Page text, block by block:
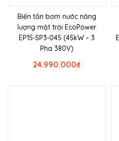
Biến tần bơm nước năng
lượng mặt trời EcoPower
EP15-SP3-045 (45kW – 3
Pha 380V)
₫
24.990.000